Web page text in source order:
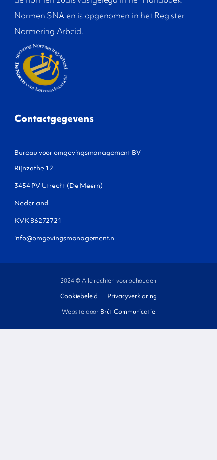
Normen SNA en is opgenomen in het Register
Normering Arbeid.
Contactgegevens
Bureau voor omgevingsmanagement BV
Rijnzathe 12
3454 PV Utrecht (De Meern)
Nederland
KVK 86272721
info@omgevingsmanagement.nl
2024 © Alle rechten voorbehouden
Cookiebeleid
Privacyverklaring
Website door Brût Communicatie